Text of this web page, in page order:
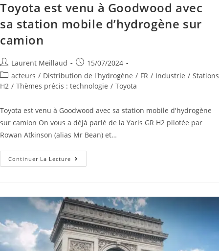
Toyota est venu à Goodwood avec
sa station mobile d’hydrogène sur
camion
Laurent Meillaud
15/07/2024
acteurs / Distribution de l'hydrogène / FR / Industrie / Stations
H2 / Thèmes précis : technologie / Toyota
Toyota est venu à Goodwood avec sa station mobile d'hydrogène
sur camion On vous a déjà parlé de la Yaris GR H2 pilotée par
Rowan Atkinson (alias Mr Bean) et…
Continuer La Lecture